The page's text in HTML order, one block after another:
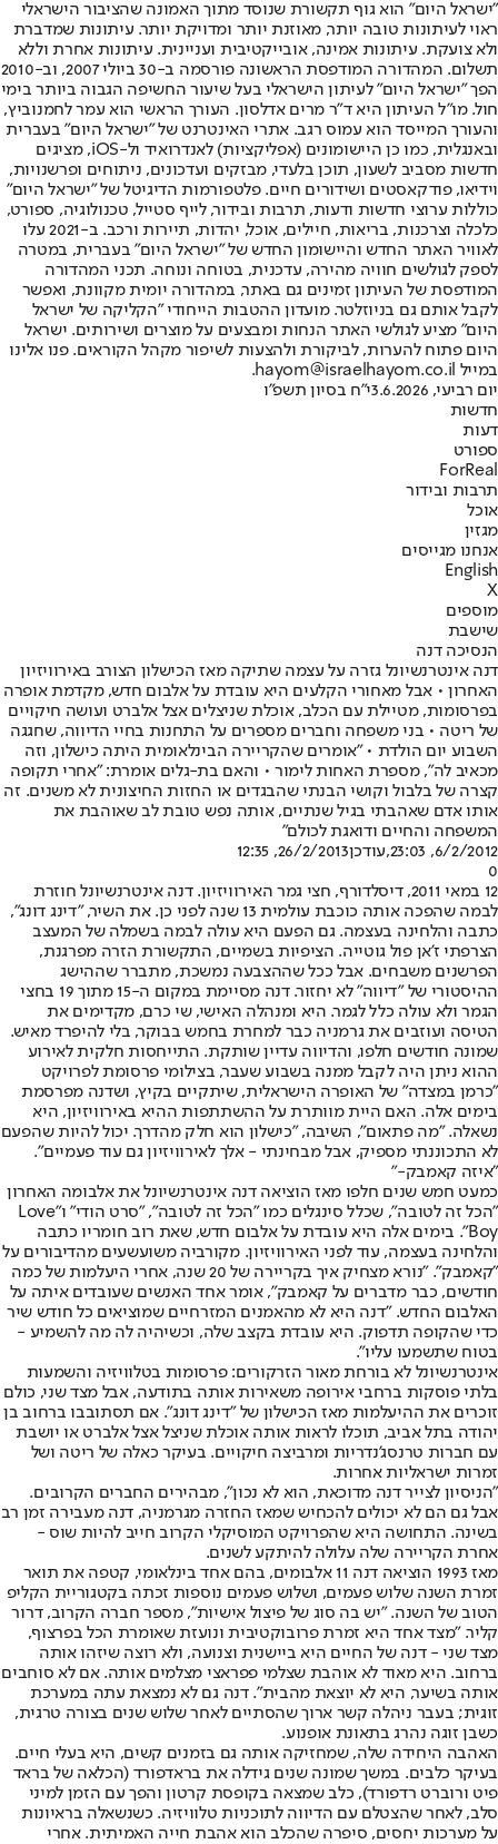
"ישראל היום" הוא גוף תקשורת שנוסד מתוך האמונה שהציבור הישראלי
ראוי לעיתונות טובה יותר, מאוזנת יותר ומדויקת יותר. עיתונות שמדברת
ולא צועקת. עיתונות אמינה, אובייקטיבית ועניינית. עיתונות אחרת וללא
תשלום. המהדורה המודפסת הראשונה פורסמה ב-30 ביולי 2007, וב-2010
הפך "ישראל היום" לעיתון הישראלי בעל שיעור החשיפה הגבוה ביותר בימי
חול. מו"ל העיתון היא ד"ר מרים אדלסון. העורך הראשי הוא עמר לחמנוביץ,
והעורך המייסד הוא עמוס רגב. אתרי האינטרנט של "ישראל היום" בעברית
ובאנגלית, כמו כן היישומונים (אפליקציות) לאנדרואיד ול-iOS, מציגים
חדשות מסביב לשעון, תוכן בלעדי, מבזקים ועדכונים, ניתוחים ופרשנויות,
וידיאו, פודקאסטים ושידורים חיים. פלטפורמות הדיגיטל של "ישראל היום"
כוללות ערוצי חדשות ודעות, תרבות ובידור, לייף סטייל, טכנולוגיה, ספורט,
כלכלה וצרכנות, בריאות, חיילים, אוכל, יהדות, תיירות ורכב. ב-2021 עלו
לאוויר האתר החדש והיישומון החדש של "ישראל היום" בעברית, במטרה
לספק לגולשים חוויה מהירה, עדכנית, בטוחה ונוחה. תכני המהדורה
המודפסת של העיתון זמינים גם באתר, במהדורה יומית מקוונת, ואפשר
לקבל אותם גם בניוזלטר. מועדון ההטבות הייחודי "הקליקה של ישראל
היום" מציע לגולשי האתר הנחות ומבצעים על מוצרים ושירותים. ישראל
היום פתוח להערות, לביקורת ולהצעות לשיפור מקהל הקוראים. פנו אלינו
במייל hayom@israelhayom.co.il.
יום רביעי, 3.6.2026
י"ח בסיון תשפ"ו
חדשות
דעות
ספורט
ForReal
תרבות ובידור
אוכל
מגזין
אנחנו מגייסים
English
X
מוספים
שישבת
הנסיכה דנה
דנה אינטרנשיונל גזרה על עצמה שתיקה מאז הכישלון הצורב באירוויזיון
האחרון • אבל מאחורי הקלעים היא עובדת על אלבום חדש, מקדמת אופרה
בפרסומות, מטיילת עם הכלב, אוכלת שניצלים אצל אלברט ועושה חיקויים
של ריטה • בני משפחה וחברים מספרים על התחנות בחיי הדיווה, שחגגה
השבוע יום הולדת • "אומרים שהקריירה הבינלאומית היתה כישלון, וזה
מכאיב לה", מספרת האחות לימור • והאם בת-גלים אומרת: "אחרי תקופה
קצרה של בלבול וקושי הבנתי שהבגדים או החזות החיצונית לא משנים. זה
אותו אדם שאהבתי בגיל שנתיים, אותה נפש טובת לב שאוהבת את
המשפחה והחיים ודואגת לכולם"
6/2/2012, 23:03
,עודכן26/2/2013, 12:35
0
12 במאי 2011, דיסלדורף, חצי גמר האירוויזיון. דנה אינטרנשיונל חוזרת
לבמה שהפכה אותה כוכבת עולמית 13 שנה לפני כן. את השיר, "דינג דונג",
כתבה והלחינה בעצמה. גם הפעם היא עולה לבמה בשמלה של המעצב
הצרפתי ז'אן פול גוטייה. הציפיות בשמיים, התקשורת הזרה מפרגנת,
הפרשנים משבחים. אבל ככל שההצבעה נמשכת, מתברר שההישג
ההיסטורי של "דיווה" לא יחזור. דנה מסיימת במקום ה-15 מתוך 19 בחצי
הגמר ולא עולה כלל לגמר. היא ומנהלה האישי, שי כרם, מקדימים את
הטיסה ועוזבים את גרמניה כבר למחרת בחמש בבוקר, בלי להיפרד מאיש.
שמונה חודשים חלפו, והדיווה עדיין שותקת. התייחסות חלקית לאירוע
ההוא ניתן היה לקבל ממנה בשבוע שעבר, בצילומי פרסומת לפרויקט
"כרמן במצדה" של האופרה הישראלית, שיתקיים בקיץ, ושדנה מפרסמת
בימים אלה. האם היית מוותרת על ההשתתפות ההיא באירוויזיון, היא
נשאלה. "מה פתאום", השיבה, "כישלון הוא חלק מהדרך. יכול להיות שהפעם
לא התכוננתי מספיק, אבל מבחינתי - אלך לאירוויזיון גם עוד פעמיים".
"איזה קאמבק-"
כמעט חמש שנים חלפו מאז הוציאה דנה אינטרנשיונל את אלבומה האחרון
"הכל זה לטובה", שכלל סינגלים כמו "הכל זה לטובה", "סרט הודי" ו"Love
Boy". בימים אלה היא עובדת על אלבום חדש, שאת רוב חומריו כתבה
והלחינה בעצמה, עוד לפני האירוויזיון. מקורביה משועשעים מהדיבורים על
"קאמבק". "נורא מצחיק איך בקריירה של 20 שנה, אחרי היעלמות של כמה
חודשים, כבר מדברים על קאמבק", אומר אחד האנשים שעובדים איתה על
האלבום החדש. "דנה היא לא מהאמנים המזרחיים שמוציאים כל חודש שיר
כדי שהקופה תדפוק. היא עובדת בקצב שלה, וכשיהיה לה מה להשמיע -
בטוח שתשמעו עליו".
אינטרנשיונל לא בורחת מאור הזרקורים: פרסומות בטלוויזיה והשמעות
בלתי פוסקות ברחבי אירופה משאירות אותה בתודעה, אבל מצד שני, כולם
זוכרים את ההיעלמות מאז הכישלון של "דינג דונג". אם תסתובבו ברחוב בן
יהודה בתל אביב, תוכלו לראות אותה אוכלת שניצל אצל אלברט או יושבת
עם חברות טרנסג'נדריות ומרביצה חיקויים. בעיקר כאלה של ריטה ושל
זמרות ישראליות אחרות.
"הניסיון לצייר דנה מדוכאת, הוא לא נכון", מבהירים החברים הקרובים.
אבל גם הם לא יכולים להכחיש שמאז החזרה מגרמניה, דנה מעבירה זמן רב
בשינה. התחושה היא שהפרויקט המוסיקלי הקרוב חייב להיות שוס -
אחרת הקריירה שלה עלולה להיתקע לשנים.
מאז 1993 הוציאה דנה 11 אלבומים, בהם אחד בינלאומי, קטפה את תואר
זמרת השנה שלוש פעמים, ושלוש פעמים נוספות זכתה בקטגוריית הקליפ
הטוב של השנה. "יש בה סוג של פיצול אישיות", מספר חברה הקרוב, דרור
קליר. "מצד אחד היא זמרת פרובוקטיבית ונועזת שאומרת הכל בפרצוף,
מצד שני - דנה של החיים היא ביישנית וצנועה, ולא רוצה שיזהו אותה
ברחוב. היא מאוד לא אוהבת שצלמי פפראצי מצלמים אותה. אם לא סוחבים
אותה בשיער, היא לא יוצאת מהבית". דנה גם לא נמצאת עתה במערכת
זוגית; בעבר ניהלה קשר ארוך שהסתיים לאחר שלוש שנים בצורה טרגית,
כשבן זוגה נהרג בתאונת אופנוע.
האהבה היחידה שלה, שמחזיקה אותה גם בזמנים קשים, היא בעלי חיים.
בעיקר כלבים. במשך שמונה שנים גידלה את בראדפורד (הכלאה של בראד
פיט ורוברט רדפורד), כלב שמצאה בקופסת קרטון והפך עם הזמן למיני
סלב, לאחר שהצטלם עם הדיווה לתוכניות טלוויזיה. כשנשאלה בראיונות
על מערכות יחסים, סיפרה שהכלב הוא אהבת חייה האמיתית. אחרי